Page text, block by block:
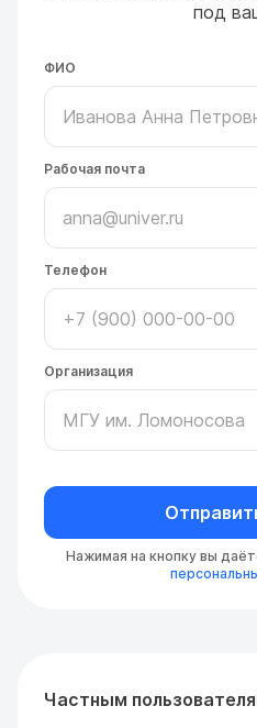
под
ФИО
Рабочая почта
Телефон
Организация
Нажимая на кнопку вы
Частным